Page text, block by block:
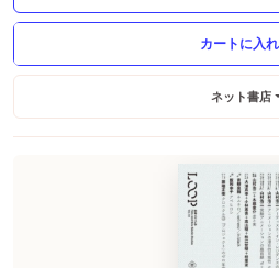
ネット書店